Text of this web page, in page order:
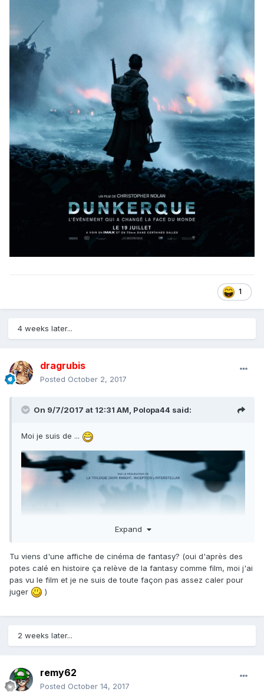
1
4 weeks later...
dragrubis
Posted October 2, 2017
On 9/7/2017 at 12:31 AM, Polopa44 said:
Moi je suis de ...
Expand
Tu viens d'une affiche de cinéma de fantasy? (oui d'après des
potes calé en histoire ça relève de la fantasy comme film, moi j'ai
pas vu le film et je ne suis de toute façon pas assez caler pour
juger
)
2 weeks later...
remy62
Posted October 14, 2017